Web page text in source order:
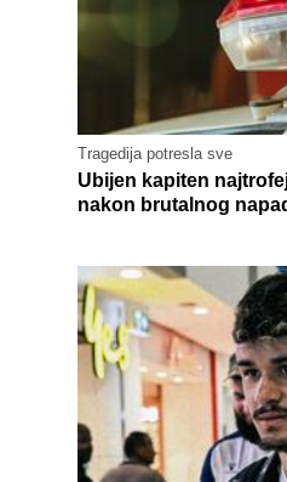
Tragedija potresla sve
Ubijen kapiten
nakon brutalnog